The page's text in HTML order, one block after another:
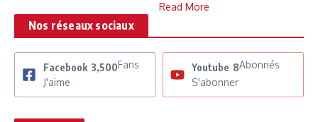
Read More
Nos réseaux sociaux
Facebook 3,500Fans
J'aime
Youtube 8Abonnés
S'abonner